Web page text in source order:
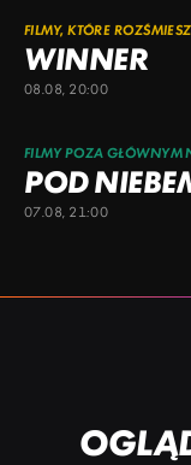
FILMY, KTÓRE
WINNER
08.08, 20:00
FILMY POZA GŁÓWNYM
POD
07.08, 21:00